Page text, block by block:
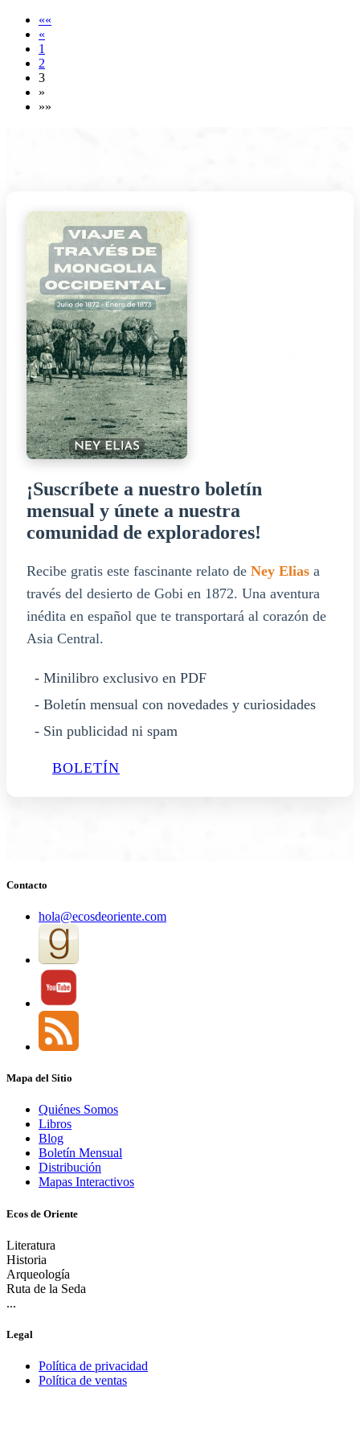
««
«
1
2
3
»
»»
¡Suscríbete a nuestro boletín
mensual y únete a nuestra
comunidad de exploradores!
Recibe gratis este fascinante relato de Ney Elias a
través del desierto de Gobi en 1872. Una aventura
inédita en español que te transportará al corazón de
Asia Central.
- Minilibro exclusivo en PDF
- Boletín mensual con novedades y curiosidades
- Sin publicidad ni spam
BOLETÍN
Contacto
hola@ecosdeoriente.com
Mapa del Sitio
Quiénes Somos
Libros
Blog
Boletín Mensual
Distribución
Mapas Interactivos
Ecos de Oriente
Literatura
Historia
Arqueología
Ruta de la Seda
...
Legal
Política de privacidad
Política de ventas